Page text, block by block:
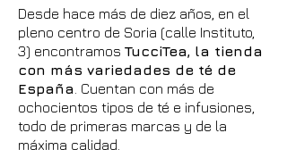
Desde hace más de diez años, en el
pleno centro de Soria (calle Instituto,
3) encontramos TucciTea, la tienda
con más variedades de té de
España . Cuentan con más de
ochocientos tipos de té e infusiones,
todo de primeras marcas y de la
máxima calidad.